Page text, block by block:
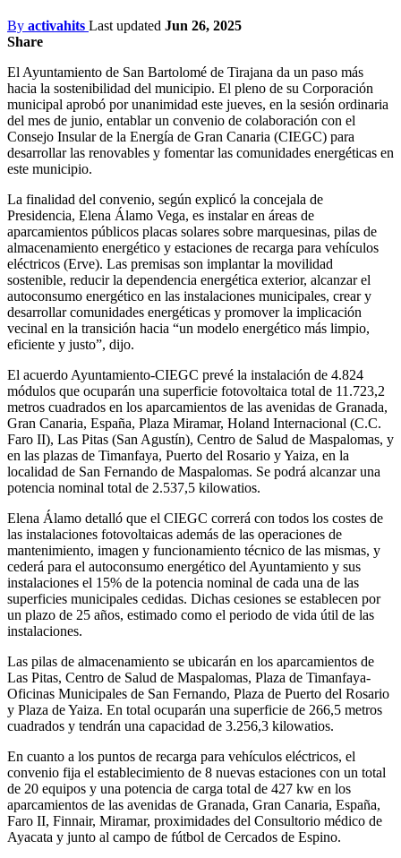
By activahits Last updated Jun 26, 2025
Share
El Ayuntamiento de San Bartolomé de Tirajana da un paso más
hacia la sostenibilidad del municipio. El pleno de su Corporación
municipal aprobó por unanimidad este jueves, en la sesión ordinaria
del mes de junio, entablar un convenio de colaboración con el
Consejo Insular de la Energía de Gran Canaria (CIEGC) para
desarrollar las renovables y fomentar las comunidades energéticas en
este municipio.
La finalidad del convenio, según explicó la concejala de
Presidencia, Elena Álamo Vega, es instalar en áreas de
aparcamientos públicos placas solares sobre marquesinas, pilas de
almacenamiento energético y estaciones de recarga para vehículos
eléctricos (Erve). Las premisas son implantar la movilidad
sostenible, reducir la dependencia energética exterior, alcanzar el
autoconsumo energético en las instalaciones municipales, crear y
desarrollar comunidades energéticas y promover la implicación
vecinal en la transición hacia “un modelo energético más limpio,
eficiente y justo”, dijo.
El acuerdo Ayuntamiento-CIEGC prevé la instalación de 4.824
módulos que ocuparán una superficie fotovoltaica total de 11.723,2
metros cuadrados en los aparcamientos de las avenidas de Granada,
Gran Canaria, España, Plaza Miramar, Holand Internacional (C.C.
Faro II), Las Pitas (San Agustín), Centro de Salud de Maspalomas, y
en las plazas de Timanfaya, Puerto del Rosario y Yaiza, en la
localidad de San Fernando de Maspalomas. Se podrá alcanzar una
potencia nominal total de 2.537,5 kilowatios.
Elena Álamo detalló que el CIEGC correrá con todos los costes de
las instalaciones fotovoltaicas además de las operaciones de
mantenimiento, imagen y funcionamiento técnico de las mismas, y
cederá para el autoconsumo energético del Ayuntamiento y sus
instalaciones el 15% de la potencia nominal de cada una de las
superficies municipales cedidas. Dichas cesiones se establecen por
un plazo de 25 años, estimado como el periodo de vida útil de las
instalaciones.
Las pilas de almacenamiento se ubicarán en los aparcamientos de
Las Pitas, Centro de Salud de Maspalomas, Plaza de Timanfaya-
Oficinas Municipales de San Fernando, Plaza de Puerto del Rosario
y Plaza de Yaiza. En total ocuparán una superficie de 266,5 metros
cuadrados y tendrán una capacidad de 3.256,3 kilowatios.
En cuanto a los puntos de recarga para vehículos eléctricos, el
convenio fija el establecimiento de 8 nuevas estaciones con un total
de 20 equipos y una potencia de carga total de 427 kw en los
aparcamientos de las avenidas de Granada, Gran Canaria, España,
Faro II, Finnair, Miramar, proximidades del Consultorio médico de
Ayacata y junto al campo de fútbol de Cercados de Espino.